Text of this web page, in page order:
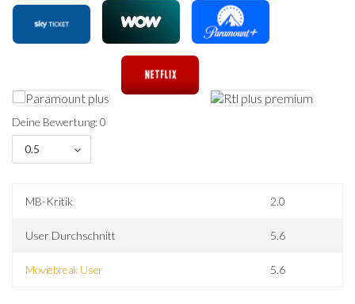
Deine Bewertung: 0
0.5
MB-Kritik 2.0
User Durchschnitt 5.6
Moviebreak User 5.6